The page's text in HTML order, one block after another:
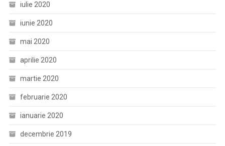
iulie 2020
iunie 2020
mai 2020
aprilie 2020
martie 2020
februarie 2020
ianuarie 2020
decembrie 2019